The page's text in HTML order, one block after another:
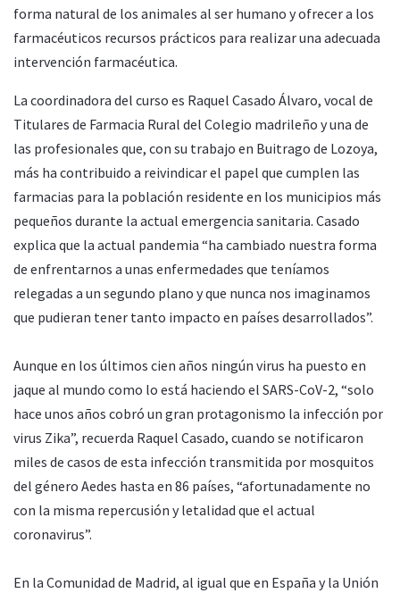
forma natural de los animales al ser humano y ofrecer a los
farmacéuticos recursos prácticos para realizar una adecuada
intervención farmacéutica.
La coordinadora del curso es Raquel Casado Álvaro, vocal de
Titulares de Farmacia Rural del Colegio madrileño y una de
las profesionales que, con su trabajo en Buitrago de Lozoya,
más ha contribuido a reivindicar el papel que cumplen las
farmacias para la población residente en los municipios más
pequeños durante la actual emergencia sanitaria. Casado
explica que la actual pandemia “ha cambiado nuestra forma
de enfrentarnos a unas enfermedades que teníamos
relegadas a un segundo plano y que nunca nos imaginamos
que pudieran tener tanto impacto en países desarrollados”.
Aunque en los últimos cien años ningún virus ha puesto en
jaque al mundo como lo está haciendo el SARS-CoV-2, “solo
hace unos años cobró un gran protagonismo la infección por
virus Zika”, recuerda Raquel Casado, cuando se notificaron
miles de casos de esta infección transmitida por mosquitos
del género Aedes hasta en 86 países, “afortunadamente no
con la misma repercusión y letalidad que el actual
coronavirus”.
En la Comunidad de Madrid, al igual que en España y la Unión